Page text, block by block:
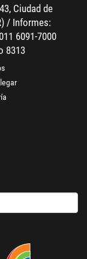
Ciudad de
/ Informes:
6091-7000
8313